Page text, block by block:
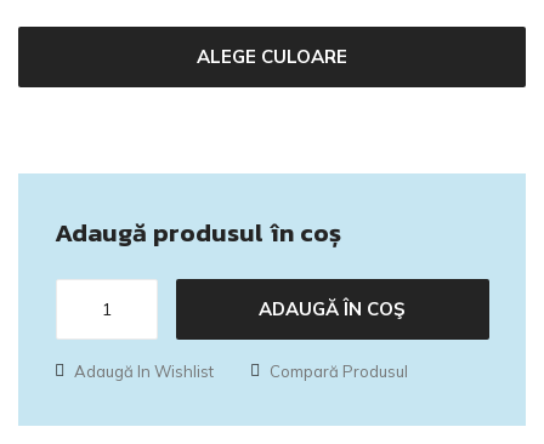
ALEGE CULOARE
Adaugă produsul în coș
ADAUGĂ ÎN COŞ
Adaugă In Wishlist Compară Produsul